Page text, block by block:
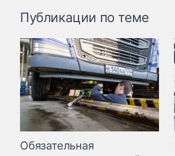
Публикации по теме
Обязательная